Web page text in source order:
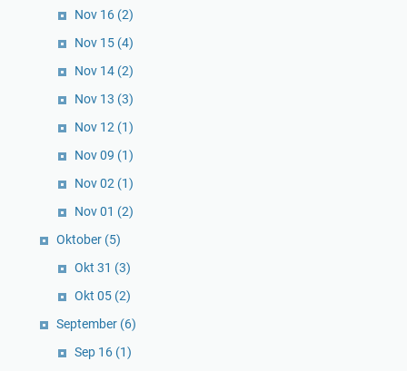
Nov 16 (2)
Nov 15 (4)
Nov 14 (2)
Nov 13 (3)
Nov 12 (1)
Nov 09 (1)
Nov 02 (1)
Nov 01 (2)
Oktober (5)
Okt 31 (3)
Okt 05 (2)
September (6)
Sep 16 (1)